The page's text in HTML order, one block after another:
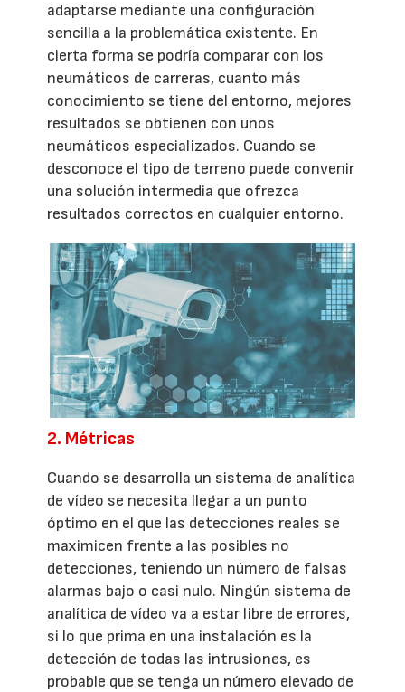
adaptarse mediante una configuración
sencilla a la problemática existente. En
cierta forma se podría comparar con los
neumáticos de carreras, cuanto más
conocimiento se tiene del entorno, mejores
resultados se obtienen con unos
neumáticos especializados. Cuando se
desconoce el tipo de terreno puede convenir
una solución intermedia que ofrezca
resultados correctos en cualquier entorno.
2. Métricas
Cuando se desarrolla un sistema de analítica
de vídeo se necesita llegar a un punto
óptimo en el que las detecciones reales se
maximicen frente a las posibles no
detecciones, teniendo un número de falsas
alarmas bajo o casi nulo. Ningún sistema de
analítica de vídeo va a estar libre de errores,
si lo que prima en una instalación es la
detección de todas las intrusiones, es
probable que se tenga un número elevado de